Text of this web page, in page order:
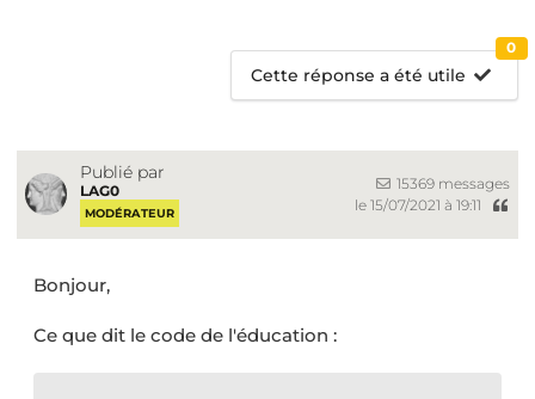
Cette réponse a été utile
0
Publié par
LAG0
MODÉRATEUR
15369 messages
le 15/07/2021 à 19:11
Bonjour,
Ce que dit le code de l'éducation :